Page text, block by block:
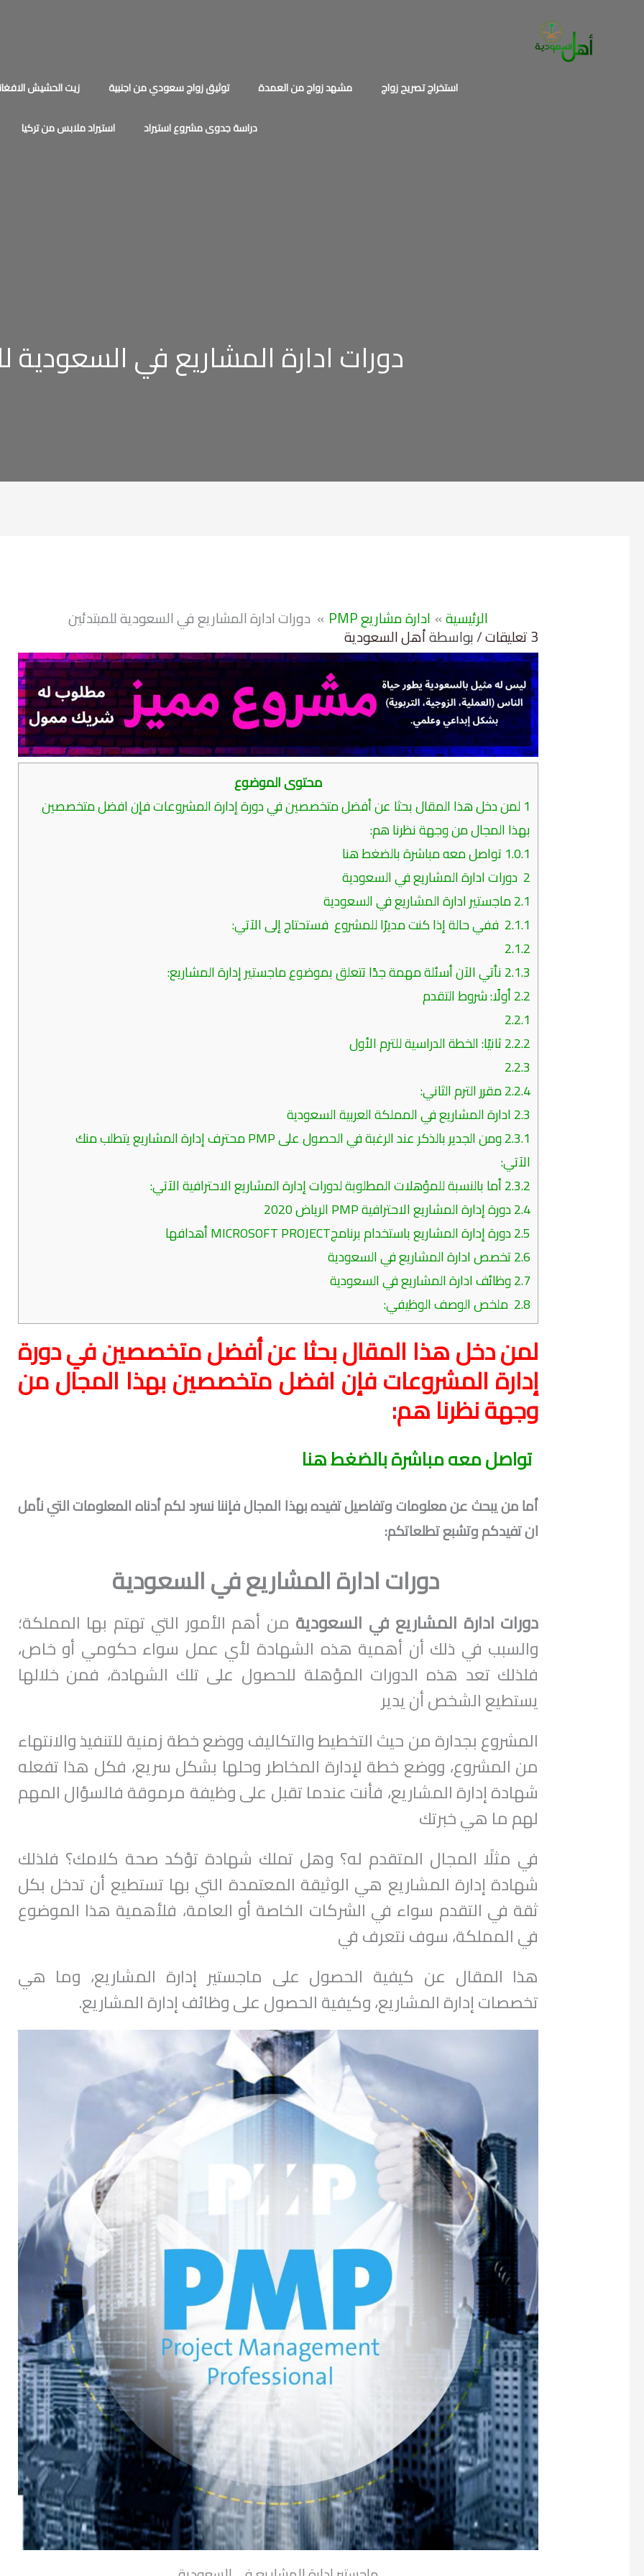
استخراج تصريح زواج مشهد زواج من العمدة توثيق زواج سعودي من اجنبية زيت الحشيش
دراسة جدوى مشروع استيراد استيراد ملابس من تركيا
دورات ادارة المشاريع في السعودية
الرئيسية ادارة مشاريع PMP دورات ادارة المشاريع في السعودية للمبتدئين
3 تعليقات / بواسطةأهل السعودية
محتوى الموضوع
1لمن دخل هذا المقال بحثا عن أفضل متخصصين في دورة إدارة المشروعات فإن افضل متخصصين
بهذا المجال من وجهة نظرنا هم:
1.0.1تواصل معه مباشرة بالضغط هنا
2 دورات ادارة المشاريع في السعودية
2.1ماجستير ادارة المشاريع في السعودية
2.1.1 ففي حالة إذا كنت مديرًا للمشروع فستحتاج إلى الآتي:
2.1.2
2.1.3نأتي الآن أسئلة مهمة جدًا تتعلق بموضوع ماجستير إدارة المشاريع:
2.2أولًا: شروط التقدم
2.2.1
2.2.2ثانيًا: الخطة الدراسية للترم الأول
2.2.3
2.2.4مقرر الترم الثاني:
2.3ادارة المشاريع في المملكة العربية السعودية
2.3.1
ومن الجدير بالذكر عند الرغبة في الحصول على PMP محترف إدارة المشاريع يتطلب منك
الآتي:
2.3.2أما بالنسبة للمؤهلات المطلوبة لدورات إدارة المشاريع الاحترافية الآتي:
2.4دورة إدارة المشاريع الاحترافية PMP الرياض 2020
2.5دورة إدارة المشاريع باستخدام برنامجMICROSOFT PROJECT أهدافها
2.6تخصص ادارة المشاريع في السعودية
2.7وظائف ادارة المشاريع في السعودية
2.8 ملخص الوصف الوظيفي:
لمن دخل هذا المقال بحثا عن أفضل متخصصين في دورة
إدارة المشروعات فإن افضل متخصصين بهذا المجال من
وجهة نظرنا هم:
تواصل معه مباشرة بالضغط هنا
أما من يبحث عن معلومات وتفاصيل تفيده بهذا المجال فإننا نسرد لكم أدناه المعلومات التي نأمل
ان تفيدكم وتشبع تطلعاتكم:
دورات ادارة المشاريع في السعودية
دورات ادارة المشاريع في السعودية من أهم الأمور التي تهتم بها المملكة؛
والسبب في ذلك أن أهمية هذه الشهادة لأي عمل سواء حكومي أو خاص،
فلذلك تعد هذه الدورات المؤهلة للحصول على تلك الشهادة، فمن خلالها
يستطيع الشخص أن يدير
المشروع بجدارة من حيث التخطيط والتكاليف ووضع خطة زمنية للتنفيذ والانتهاء
من المشروع، ووضع خطة لإدارة المخاطر وحلها بشكل سريع، فكل هذا تفعله
شهادة إدارة المشاريع، فأنت عندما تقبل على وظيفة مرموقة فالسؤال المهم
لهم ما هي خبرتك
في مثلًا المجال المتقدم له؟ وهل تملك شهادة تؤكد صحة كلامك؟ فلذلك
شهادة إدارة المشاريع هي الوثيقة المعتمدة التي بها تستطيع أن تدخل بكل
ثقة في التقدم سواء في الشركات الخاصة أو العامة، فلأهمية هذا الموضوع
في المملكة، سوف نتعرف في
هذا المقال عن كيفية الحصول على ماجستير إدارة المشاريع، وما هي
تخصصات إدارة المشاريع، وكيفية الحصول على وظائف إدارة المشاريع.